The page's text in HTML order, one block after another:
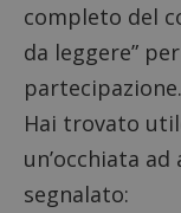
completo del
da leggere”
partecipazione.
Hai trovato
un’occhiata
segnalato: